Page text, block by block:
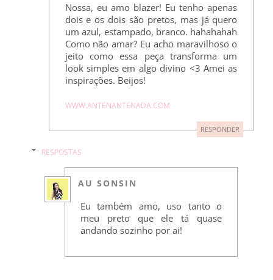
Nossa, eu amo blazer! Eu tenho apenas
dois e os dois são pretos, mas já quero
um azul, estampado, branco. hahahahah
Como não amar? Eu acho maravilhoso o
jeito como essa peça transforma um
look simples em algo divino <3 Amei as
inspirações. Beijos!
WWW.ANTENANTENADA.COM
RESPONDER
RESPOSTAS
AU SONSIN
Eu também amo, uso tanto o
meu preto que ele tá quase
andando sozinho por ai!